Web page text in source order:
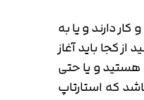
دارند و یا به
کجا باید آغاز
هستید و یا حتی
که استارتاپ